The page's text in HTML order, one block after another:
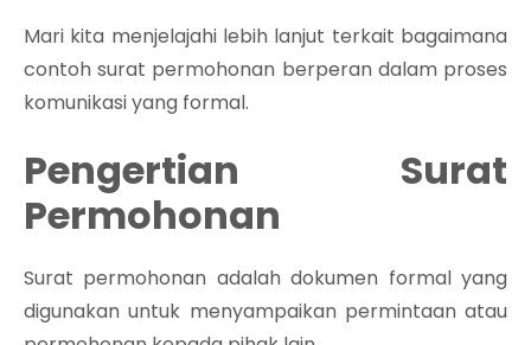
Mari kita menjelajahi lebih lanjut terkait bagaimana
contoh surat permohonan berperan dalam proses
komunikasi yang formal.
Pengertian Surat
Permohonan
Surat permohonan adalah dokumen formal yang
digunakan untuk menyampaikan permintaan atau